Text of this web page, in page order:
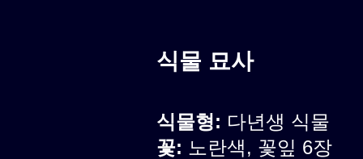
식물 묘사
식물형: 다년생 식물
꽃: 노란색, 꽃잎 6장